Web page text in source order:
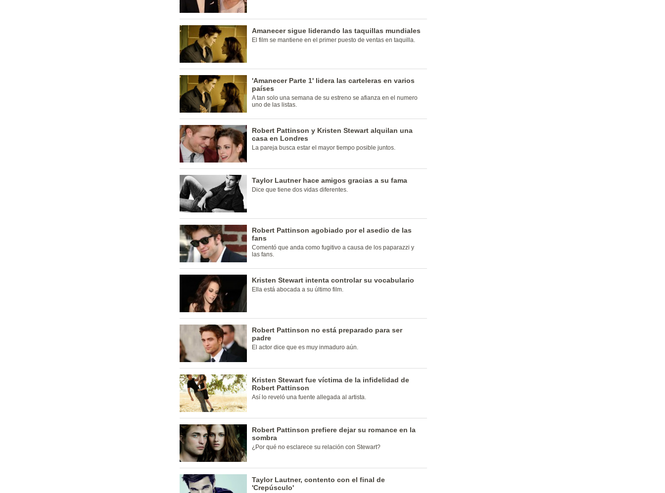
Amanecer sigue liderando las taquillas mundiales
El film se mantiene en el primer puesto de ventas en taquilla.
'Amanecer Parte 1' lidera las carteleras en varios
países
A tan solo una semana de su estreno se afianza en el numero
uno de las listas.
Robert Pattinson y Kristen Stewart alquilan una
casa en Londres
La pareja busca estar el mayor tiempo posible juntos.
Taylor Lautner hace amigos gracias a su fama
Dice que tiene dos vidas diferentes.
Robert Pattinson agobiado por el asedio de las
fans
Comentó que anda como fugitivo a causa de los paparazzi y
las fans.
Kristen Stewart intenta controlar su vocabulario
Ella está abocada a su último film.
Robert Pattinson no está preparado para ser
padre
El actor dice que es muy inmaduro aún.
Kristen Stewart fue víctima de la infidelidad de
Robert Pattinson
Así lo reveló una fuente allegada al artista.
Robert Pattinson prefiere dejar su romance en la
sombra
¿Por qué no esclarece su relación con Stewart?
Taylor Lautner, contento con el final de
'Crepúsculo'